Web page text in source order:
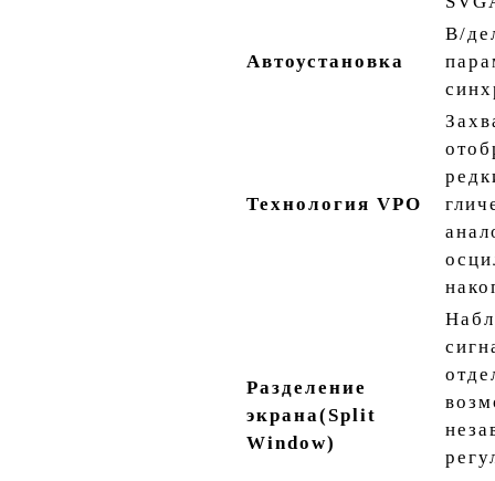
Автоустановка
В/
Технология VPO
Разделение
экрана(Split
Window)